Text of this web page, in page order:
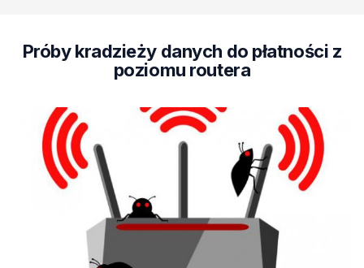
Próby kradzieży danych do płatności z
poziomu routera